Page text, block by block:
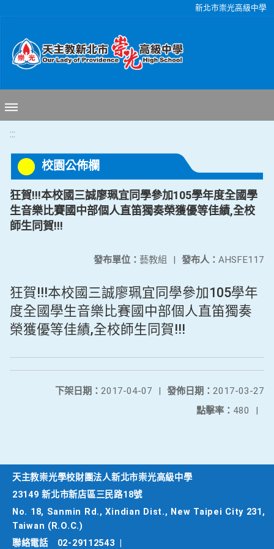
新北市崇光高級中學
:::
校園公佈欄
狂賀!!!本校國三誠廖珮宜同學參加105學年度全國學
生音樂比賽國中部個人直笛獨奏榮獲優等佳績,全校
師生同賀!!!
發布人： AHSFE117
發布單位： 藝教組 |
狂賀!!!本校國三誠廖珮宜同學參加105學年
度全國學生音樂比賽國中部個人直笛獨奏
榮獲優等佳績,全校師生同賀!!!
發佈日期： 2017-03-27
下架日期： 2017-04-07
|
點擊率： 480 |
天主教崇光學校財團法人新北市崇光高級中學
23149 新北市新店區三民路18號
No. 18, Sanmin Rd., Xindian Dist., New Taipei City 231,
Taiwan (R.O.C.)
聯絡電話
02-29112543